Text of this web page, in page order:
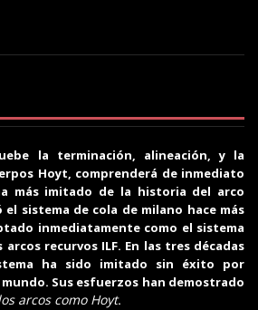
la terminación, alineación, y la
Hoyt, comprenderá de inmediato
más imitado de la historia del arco
sistema de cola de milano hace más
inmediatamente como el sistema
recurvos ILF. En las tres décadas
ha sido imitado sin éxito por
Sus esfuerzos han demostrado
arcos como Hoyt.